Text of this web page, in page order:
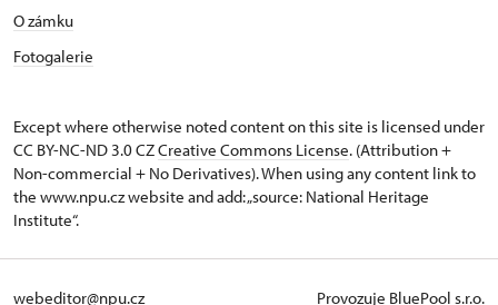
O zámku
Fotogalerie
Except where otherwise noted content on this site is licensed under
CC BY-NC-ND 3.0 CZCreative Commons License. (Attribution +
Non-commercial + No Derivatives). When using any content link to
the www.npu.cz website and add: „source: National Heritage
Institute“.
webeditor@npu.cz Provozuje BluePool s.r.o.